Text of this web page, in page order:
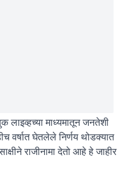
माध्यमातून जनतेशी
वर्षात घेतलेले निर्णय थोडक्यात
राजीनामा देतो आहे हे जाहीर